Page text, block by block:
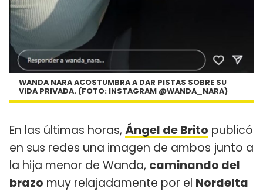
WANDA NARA ACOSTUMBRA A DAR PISTAS SOBRE SU
VIDA PRIVADA. (FOTO: INSTAGRAM @WANDA_NARA)
En las últimas horas, Ángel de Brito publicó
en sus redes una imagen de ambos junto a
la hija menor de Wanda, caminando del
brazo muy relajadamente por el Nordelta